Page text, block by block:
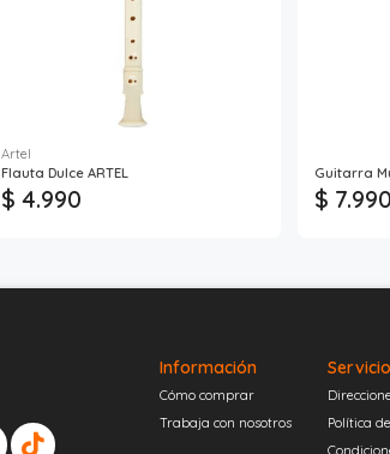
Artel
Flauta Dulce ARTEL
$ 4.990
Guitarra
$ 7.990
Información
Cómo comprar
Trabaja con nosotros
Política